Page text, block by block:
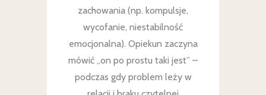
zachowania (np. kompulsje,
wycofanie, niestabilność
emocjonalna). Opiekun zaczyna
mówić „on po prostu taki jest” –
podczas gdy problem leży w